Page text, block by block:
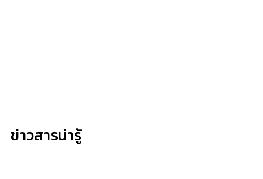
ข่าวสารน่ารู้